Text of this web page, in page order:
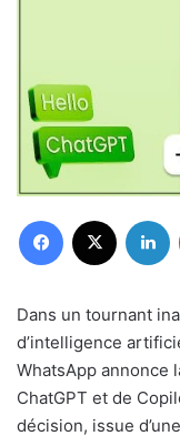
Facebook
Dans un tournant
d’intelligence
WhatsApp annonce
ChatGPT et de
décision, issue